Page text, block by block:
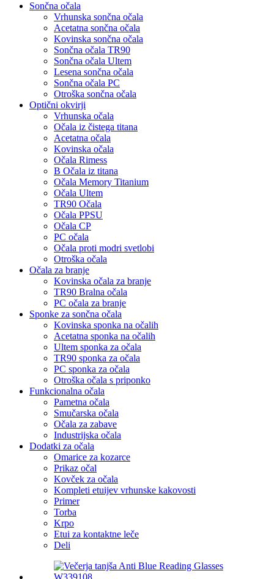
Sončna očala
Vrhunska sončna očala
Acetatna sončna očala
Kovinska sončna očala
Sončna očala TR90
Sončna očala Ultem
Lesena sončna očala
Sončna očala PC
Otroška sončna očala
Optični okvirji
Vrhunska očala
Očala iz čistega titana
Acetatna očala
Kovinska očala
Očala Rimess
B Očala iz titana
Očala Memory Titanium
Očala Ultem
TR90 Očala
Očala PPSU
Očala CP
PC očala
Očala proti modri svetlobi
Otroška očala
Očala za branje
Kovinska očala za branje
TR90 Bralna očala
PC očala za branje
Sponke za sončna očala
Kovinska sponka na očalih
Acetatna sponka na očalih
Ultem sponka za očala
TR90 sponka za očala
PC sponka za očala
Otroška očala s priponko
Funkcionalna očala
Pametna očala
Smučarska očala
Očala za zabave
Industrijska očala
Dodatki za očala
Omarice za kozarce
Prikaz očal
Kovček za očala
Kompleti etuijev vrhunske kakovosti
Primer
Torba
Krpo
Etui za kontaktne leče
Deli